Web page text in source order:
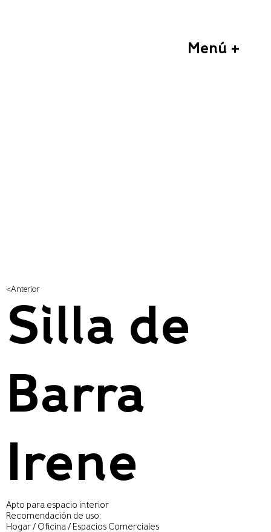
Menú +
<Anterior
Silla de
Barra
Irene
Apto para espacio interior
Recomendación de uso:
Hogar / Oficina / Espacios Comerciales